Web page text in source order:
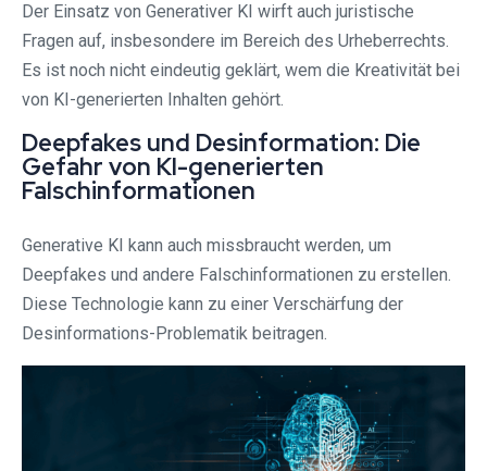
Der Einsatz von Generativer KI wirft auch juristische
Fragen auf, insbesondere im Bereich des Urheberrechts.
Es ist noch nicht eindeutig geklärt, wem die Kreativität bei
von KI-generierten Inhalten gehört.
Deepfakes und Desinformation: Die
Gefahr von KI-generierten
Falschinformationen
Generative KI kann auch missbraucht werden, um
Deepfakes und andere Falschinformationen zu erstellen.
Diese Technologie kann zu einer Verschärfung der
Desinformations-Problematik beitragen.